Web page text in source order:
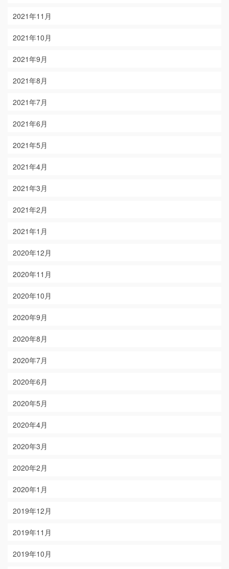
2021年11月
2021年10月
2021年9月
2021年8月
2021年7月
2021年6月
2021年5月
2021年4月
2021年3月
2021年2月
2021年1月
2020年12月
2020年11月
2020年10月
2020年9月
2020年8月
2020年7月
2020年6月
2020年5月
2020年4月
2020年3月
2020年2月
2020年1月
2019年12月
2019年11月
2019年10月